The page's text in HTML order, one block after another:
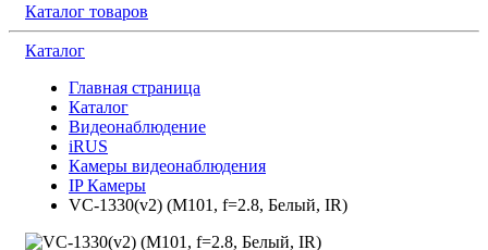
Каталог товаров
Каталог
Главная страница
Каталог
Видеонаблюдение
iRUS
Камеры видеонаблюдения
IP Камеры
VC-1330(v2) (M101, f=2.8, Белый, IR)